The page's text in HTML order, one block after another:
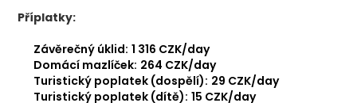
Příplatky:
Závěrečný úklid: 1 316 CZK/day
Domácí mazlíček: 264 CZK/day
Turistický poplatek (dospělí): 29 CZK/day
Turistický poplatek (dítě): 15 CZK/day